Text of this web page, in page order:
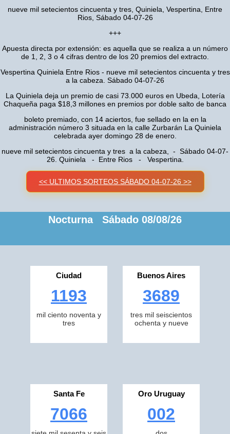
nueve mil setecientos cincuenta y tres, Quiniela, Vespertina, Entre
Rios, Sábado 04-07-26
+++
Apuesta directa por extensión: es aquella que se realiza a un número
de 1, 2, 3 o 4 cifras dentro de los 20 premios del extracto.
Vespertina Quiniela Entre Rios - nueve mil setecientos cincuenta y tres
a la cabeza. Sábado 04-07-26
La Quiniela deja un premio de casi 73.000 euros en Ubeda, Lotería
Chaqueña paga $18,3 millones en premios por doble salto de banca
boleto premiado, con 14 aciertos, fue sellado en la en la
administración número 3 situada en la calle Zurbarán La Quiniela
celebrada ayer domingo 28 de enero.
nueve mil setecientos cincuenta y tres a la cabeza, - Sábado 04-07-
26. Quiniela - Entre Rios - Vespertina.
<< ULTIMOS SORTEOS SÁBADO 04-07-26 >>
Nocturna Sábado 08/08/26
Ciudad
1193
mil ciento noventa y
tres
Buenos Aires
3689
tres mil seiscientos
ochenta y nueve
Santa Fe
7066
Oro Uruguay
002